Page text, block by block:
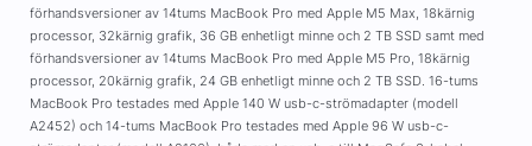
förhandsversioner av 14tums MacBook Pro med Apple M5 Max, 18kärnig
processor, 32kärnig grafik, 36 GB enhetligt minne och 2 TB SSD samt med
förhandsversioner av 14tums MacBook Pro med Apple M5 Pro, 18kärnig
processor, 20kärnig grafik, 24 GB enhetligt minne och 2 TB SSD. 16-tums
MacBook Pro testades med Apple 140 W usb-c-strömadapter (modell
A2452) och 14-tums MacBook Pro testades med Apple 96 W usb-c-